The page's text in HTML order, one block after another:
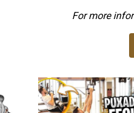
For more